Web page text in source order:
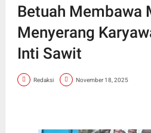
Betuah Membawa
Menyerang
Inti Sawit
Redaksi November 18, 2025